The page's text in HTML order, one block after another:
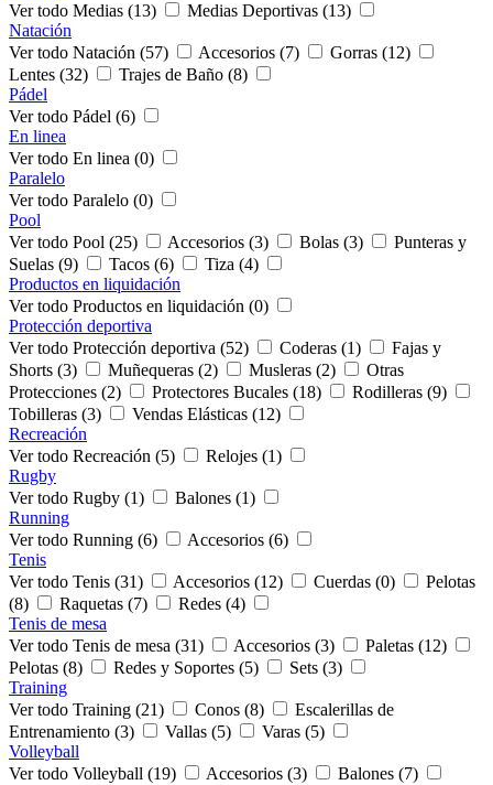
Ver todo Medias (13)
Medias Deportivas (13)
Natación
Ver todo Natación (57)
Accesorios (7)
Gorras (12)
Lentes (32)
Trajes de Baño (8)
Pádel
Ver todo Pádel (6)
En linea
Ver todo En linea (0)
Paralelo
Ver todo Paralelo (0)
Pool
Ver todo Pool (25)
Accesorios (3) Bolas (3)
Punteras y
Suelas (9)
Tacos (6)
Tiza (4)
Productos en liquidación
Ver todo Productos en liquidación (0)
Protección deportiva
Ver todo Protección deportiva (52)
Coderas (1)
Fajas y
Shorts (3)
Muñequeras (2) Musleras (2)
Otras
Protecciones (2)
Protectores Bucales (18)
Rodilleras (9)
Tobilleras (3)
Vendas Elásticas (12)
Recreación
Ver todo Recreación (5)
Relojes (1)
Rugby
Ver todo Rugby (1)
Balones (1)
Running
Ver todo Running (6)
Accesorios (6)
Tenis
Ver todo Tenis (31)
Accesorios (12) Cuerdas (0)
Pelotas
(8)
Raquetas (7)
Redes (4)
Tenis de mesa
Ver todo Tenis de mesa (31)
Accesorios (3)
Paletas (12)
Pelotas (8)
Redes y Soportes (5)
Sets (3)
Training
Ver todo Training (21)
Conos (8)
Escalerillas de
Entrenamiento (3)
Vallas (5)
Varas (5)
Volleyball
Ver todo Volleyball (19)
Accesorios (3)
Balones (7)